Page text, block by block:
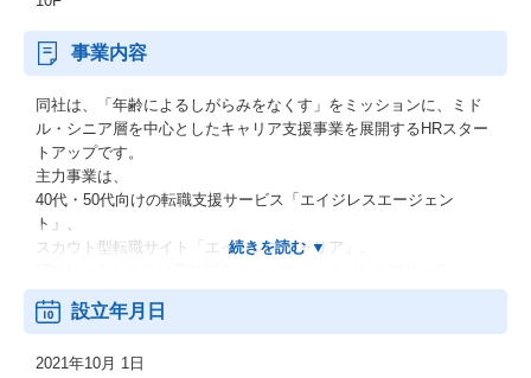
事業内容
同社は、「年齢によるしがらみをなくす」をミッションに、ミド
ル・シニア層を中心としたキャリア支援事業を展開するHRスター
トアップです。
主力事業は、
40代・50代向けの転職支援サービス「エイジレスエージェン
ト」、
スカウト型転職サイト「エイジレスキャリア」、
ス」です。
加えて、
DX支援を行う「エイジレスデジタルソリューション」も展開。
設立年月日
2021年10月 1日